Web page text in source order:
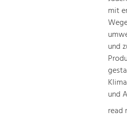
Increase in Regional Value Added.
mit
und
und
read